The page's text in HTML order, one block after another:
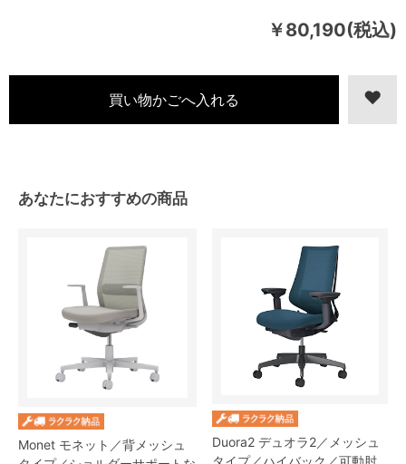
￥80,190(税込)
あなたにおすすめの商品
Monet モネット／背メッシュ
Duora2 デュオラ2／メッシュ